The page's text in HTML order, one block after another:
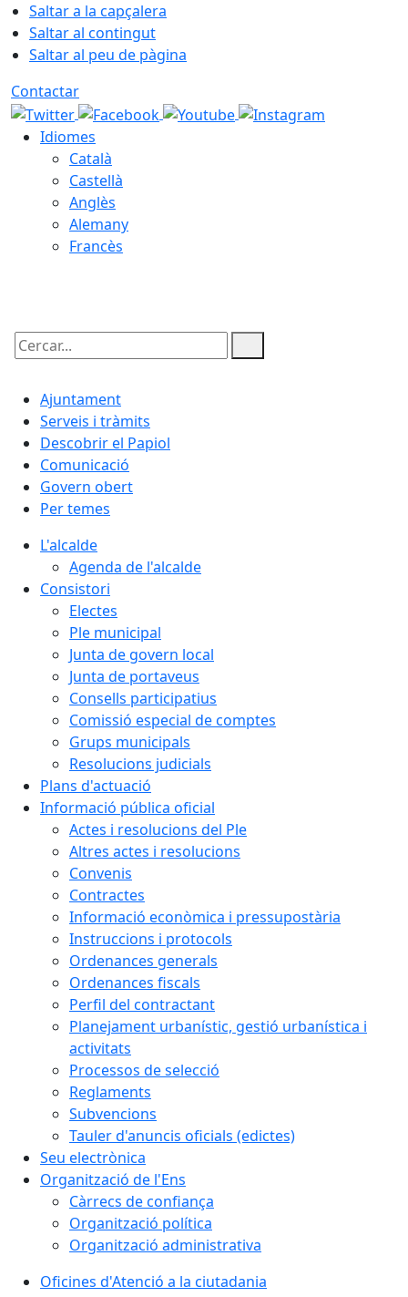
Saltar a la capçalera
Saltar al contingut
Saltar al peu de pàgina
Contactar
Idiomes
Català
Castellà
Anglès
Alemany
Francès
Cercar:
Ajuntament
Serveis i tràmits
Descobrir el Papiol
Comunicació
Govern obert
Per temes
L'alcalde
Agenda de l'alcalde
Consistori
Electes
Ple municipal
Junta de govern local
Junta de portaveus
Consells participatius
Comissió especial de comptes
Grups municipals
Resolucions judicials
Plans d'actuació
Informació pública oficial
Actes i resolucions del Ple
Altres actes i resolucions
Convenis
Contractes
Informació econòmica i pressupostària
Instruccions i protocols
Ordenances generals
Ordenances fiscals
Perfil del contractant
Planejament urbanístic, gestió urbanística i
activitats
Processos de selecció
Reglaments
Subvencions
Tauler d'anuncis oficials (edictes)
Seu electrònica
Organització de l'Ens
Càrrecs de confiança
Organització política
Organització administrativa
Oficines d'Atenció a la ciutadania